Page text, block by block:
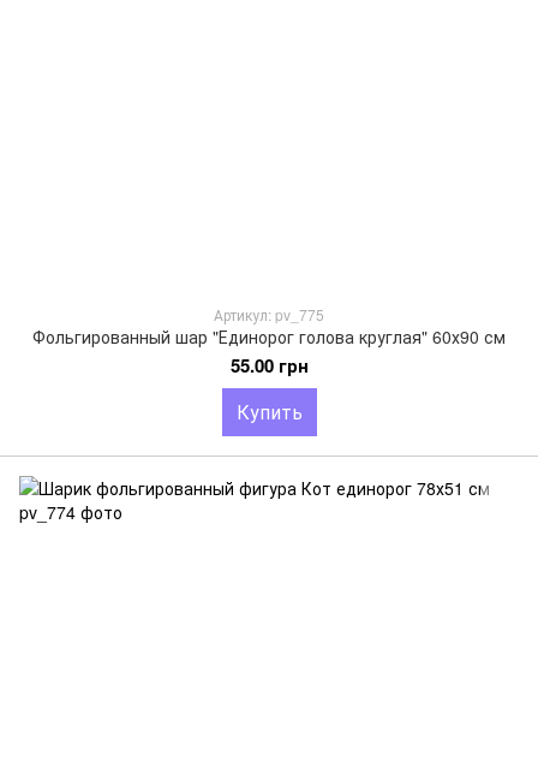
Артикул: pv_775
Фольгированный шар "Единорог голова круглая" 60х90 см
55.00 грн
Купить